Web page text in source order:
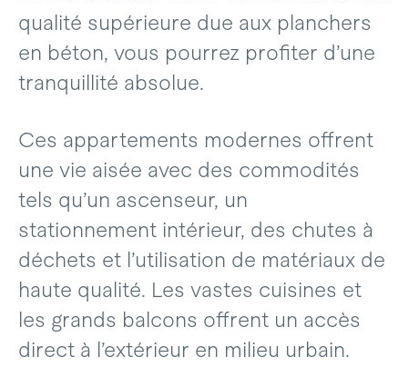
qualité supérieure due aux planchers
en béton, vous pourrez profiter d’une
tranquillité absolue.
Ces appartements modernes offrent
une vie aisée avec des commodités
tels qu’un ascenseur, un
stationnement intérieur, des chutes à
déchets et l’utilisation de matériaux de
haute qualité. Les vastes cuisines et
les grands balcons offrent un accès
direct à l’extérieur en milieu urbain.